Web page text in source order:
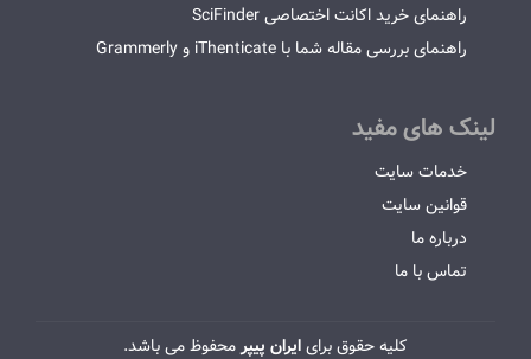
راهنمای خرید اکانت اختصاصی SciFinder
راهنمای بررسی مقاله شما با iThenticate و Grammerly
لینک های مفید
خدمات سایت
قوانین سایت
درباره ما
تماس با ما
کلیه حقوق برایایران پیپرمحفوظ می باشد.